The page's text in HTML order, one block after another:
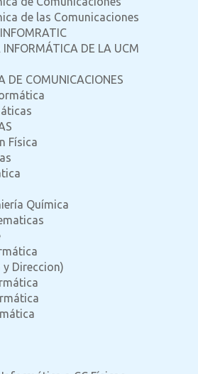
de las Comunicaciones
INFORMÁTICA DE LA UCM
DE COMUNICACIONES
Física
Química
Direccion)